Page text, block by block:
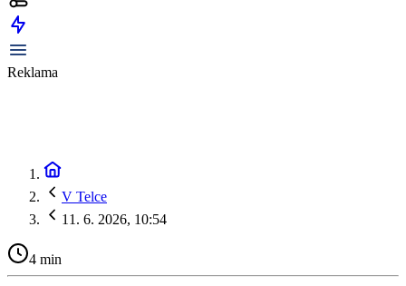
Reklama
V Telce
11. 6. 2026, 10:54
4 min